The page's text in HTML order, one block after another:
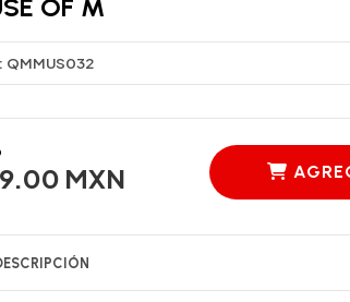
OF M
QMMUS032
MXN